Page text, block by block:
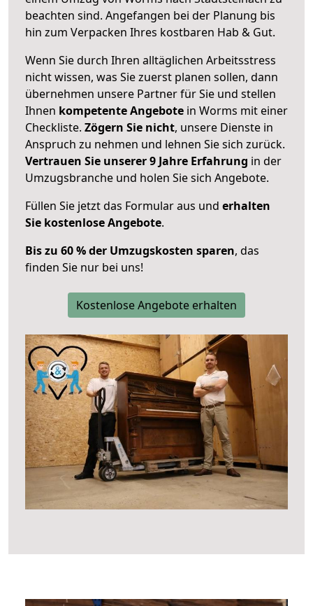
beachten sind. Angefangen bei der Planung bis
hin zum Verpacken Ihres kostbaren Hab & Gut.
Wenn Sie durch Ihren alltäglichen Arbeitsstress
nicht wissen, was Sie zuerst planen sollen, dann
übernehmen unsere Partner für Sie und stellen
Ihnen kompetente Angebote in Worms mit einer
Checkliste. Zögern Sie nicht, unsere Dienste in
Anspruch zu nehmen und lehnen Sie sich zurück.
Vertrauen Sie unserer 9 Jahre Erfahrung in der
Umzugsbranche und holen Sie sich Angebote.
Füllen Sie jetzt das Formular aus und erhalten
Sie kostenlose Angebote.
Bis zu 60 % der Umzugskosten sparen, das
finden Sie nur bei uns!
Kostenlose Angebote erhalten